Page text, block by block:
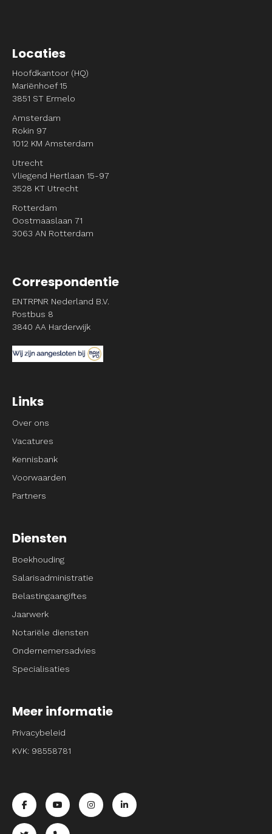
Locaties
Hoofdkantoor (HQ)
Mariënhoef 15
3851 ST Ermelo
Amsterdam
Rokin 97
1012 KM Amsterdam
Utrecht
Vliegend Hertlaan 15-97
3528 KT Utrecht
Rotterdam
Oostmaaslaan 71
3063 AN Rotterdam
Correspondentie
ENTRPNR Nederland B.V.
Postbus 8
3840 AA Harderwijk
Links
Over ons
Vacatures
Kennisbank
Voorwaarden
Partners
Diensten
Boekhouding
Salarisadministratie
Belastingaangiftes
Jaarwerk
Notariële diensten
Ondernemersadvies
Specialisaties
Meer informatie
Privacybeleid
KVK: 98558781
Ga naar de facebook pagina van Entrpnr
Ga naar de youtube pagina van Entrpnr
Ga naar de instagram pagina van Entrpnr
Ga naar de linkedin pagina van